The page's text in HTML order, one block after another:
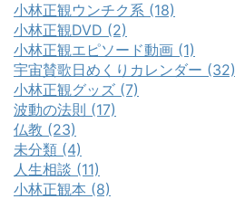
小林正観ウンチク系 (18)
小林正観DVD (2)
小林正観エピソード動画 (1)
宇宙賛歌日めくりカレンダー (32)
小林正観グッズ (7)
波動の法則 (17)
仏教 (23)
未分類 (4)
人生相談 (11)
小林正観本 (8)